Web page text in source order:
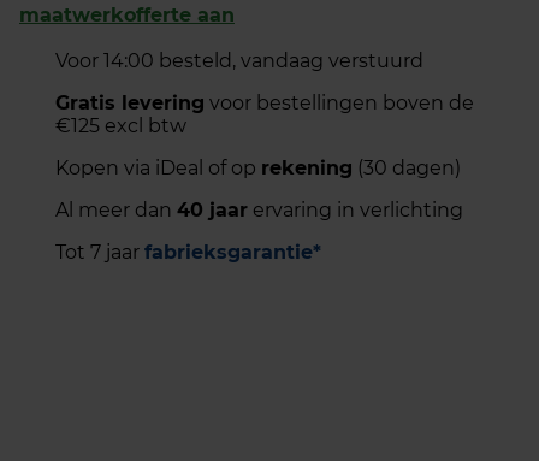
maatwerkofferte aan
Voor 14:00 besteld, vandaag verstuurd
Gratis levering voor bestellingen boven de
€125 excl btw
Kopen via iDeal of op rekening (30 dagen)
Al meer dan 40 jaar ervaring in verlichting
Tot 7 jaar fabrieksgarantie*